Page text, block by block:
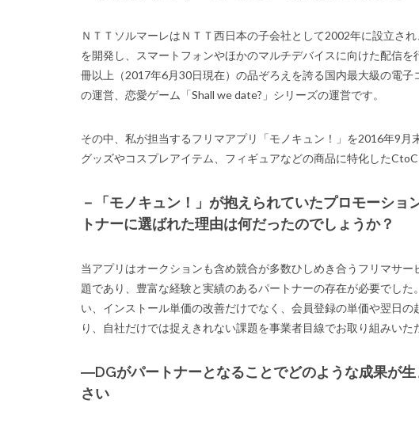
ＮＴＴソルマーレはＮＴＴ西日本の子会社として2002年に設立さ
を開発し、スマートフォンやほかのマルチデバイスに向けた配信
冊以上（2017年6月30日現在）の品ぞろえを誇る国内最大級の電子
の運営、恋愛ゲーム「Shall we date?」シリーズの運営です。
その中、私が担当するフリマアプリ「モノキュン！」を2016年9
グッズやコスプレアイテム、フィギュアなどの商品に特化したCtoC
－「モノキュン！」が抱えられていたプロモーシ
トナーに選ばれた理由は何だったのでしょうか？
当アプリはオークションも含め競合が多数ひしめき合うフリマサ
題であり、豊富な経験と実績のあるパートナーの存在が必要でし
い、インストール単価の改善だけでなく、会員登録の単価や翌日
り、自社だけでは捉えきれない課題を事業者目線でお取り組みいた
―DGがパートナーとなることでどのような成果が
さい